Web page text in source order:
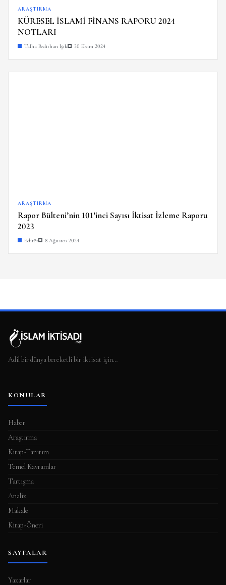
ARAŞTIRMA
KÜRESEL İSLAMİ FİNANS RAPORU 2024
NOTLARI
Talha Bedirhan Işık 30 Ekim 2024
ARAŞTIRMA
Rapor Bülteni’nin 101’inci Sayısı İktisat İzleme Raporu
2023
Editör 8 Ağustos 2024
Adil bir dünya bereketli bir iktisat için…
KONULAR
Haber
Araştırma
Kitap-Tanıtım
Temel Kavramlar
Tartışma
Analiz
Makale
Kitap-Öneri
SAYFALAR
Yazarlar